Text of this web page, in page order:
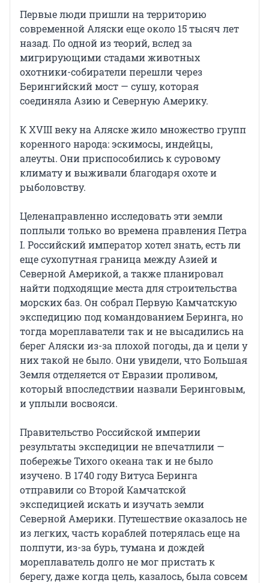
Первые люди пришли на территорию
современной Аляски еще около 15 тысяч лет
назад. По одной из теорий, вслед за
мигрирующими стадами животных
охотники-собиратели перешли через
Берингийский мост — сушу, которая
соединяла Азию и Северную Америку.
К XVIII веку на Аляске жило множество групп
коренного народа: эскимосы, индейцы,
алеуты. Они приспособились к суровому
климату и выживали благодаря охоте и
рыболовству.
Целенаправленно исследовать эти земли
поплыли только во времена правления Петра
I. Российский император хотел знать, есть ли
еще сухопутная граница между Азией и
Северной Америкой, а также планировал
найти подходящие места для строительства
морских баз. Он собрал Первую Камчатскую
экспедицию под командованием Беринга, но
тогда мореплаватели так и не высадились на
берег Аляски из-за плохой погоды, да и цели у
них такой не было. Они увидели, что Большая
Земля отделяется от Евразии проливом,
который впоследствии назвали Беринговым,
и уплыли восвояси.
Правительство Российской империи
результаты экспедиции не впечатлили —
побережье Тихого океана так и не было
изучено. В 1740 году Витуса Беринга
отправили со Второй Камчатской
экспедицией искать и изучать земли
Северной Америки. Путешествие оказалось не
из легких, часть кораблей потерялась еще на
полпути, из-за бурь, тумана и дождей
мореплаватель долго не мог пристать к
берегу, даже когда цель, казалось, была совсем